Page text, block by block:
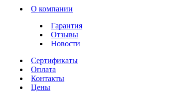
О компании
Гарантия
Отзывы
Новости
Сертификаты
Оплата
Контакты
Цены